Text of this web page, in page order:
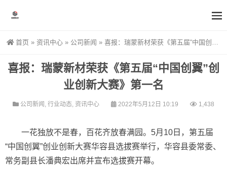
首页 » 资讯中心 » 公司新闻 » 喜报：瑞蒙新材荣获《第五届“中国创翼”创业创新大赛》第一名
喜报：瑞蒙新材荣获《第五届“中国创翼”创
业创新大赛》第一名
公司新闻 , 行业动态, 资讯中心 2022年5月12日 10:19 1,438
一花独放不是春，百花齐放春满园。5月10日，第五届
“中国创翼”创业创新大赛华容县选拔赛举行，华容县委常委、
常务副县长潘典宏出席并宣布选拔赛开幕。